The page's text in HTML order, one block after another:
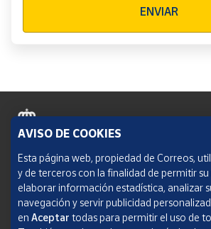
ENVIAR
Política de cookies
Aviso legal
Condiciones del servicio
AVISO DE COOKIES
Esta página web, propiedad de Correos,
y de terceros con la finalidad de permitir
elaborar información estadística, analizar
navegación y servir publicidad
en Aceptar todas para permitir el uso de